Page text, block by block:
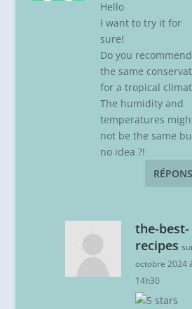
Hello
I want to try it for
sure!
Do you recommend
the same
for a tropical climat
The humidity and
temperatures
not be the same
no idea ?!
the-best-
recipes
octobre 2024
14h30